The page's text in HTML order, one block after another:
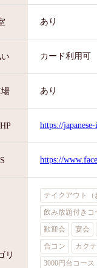
あり
カード利用可
あり
https://
https://
リ
テイクアウト（
飲み放題付きコ
歓迎会
宴会
合コン
カク
3000円台コース